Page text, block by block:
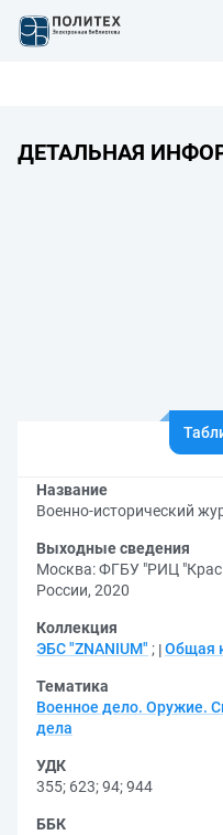
ДЕТАЛЬНАЯ
Название
Военно-исторический
Выходные сведения
Москва: ФГБУ "РИЦ
России, 2020
Коллекция
ЭБС "ZNANIUM" ; Общая
Тематика
Военное дело. Оружие.
дела
УДК
355; 623;94;944
ББК